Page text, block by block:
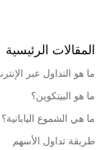
المقالات الرئيسية
ما هو التداول عبر
ما هو البيتكوين؟
ما هي الشموع اليابانية؟
طريقة تداول الأسهم